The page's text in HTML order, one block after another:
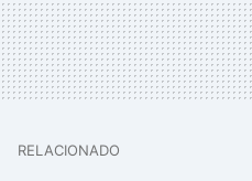
RELACIONADO